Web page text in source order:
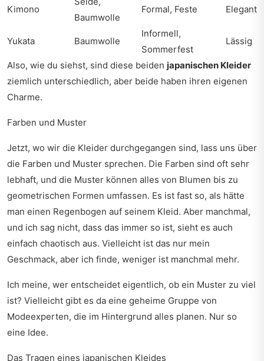
Kimono
Baumwolle
Formal, Feste Elegant
Yukata Baumwolle
Informell,
Sommerfest
Lässig
Also, wie du siehst, sind diese beiden japanischen Kleider
ziemlich unterschiedlich, aber beide haben ihren eigenen
Charme.
Farben und Muster
Jetzt, wo wir die Kleider durchgegangen sind, lass uns über
die Farben und Muster sprechen. Die Farben sind oft sehr
lebhaft, und die Muster können alles von Blumen bis zu
geometrischen Formen umfassen. Es ist fast so, als hätte
man einen Regenbogen auf seinem Kleid. Aber manchmal,
und ich sag nicht, dass das immer so ist, sieht es auch
einfach chaotisch aus. Vielleicht ist das nur mein
Geschmack, aber ich finde, weniger ist manchmal mehr.
Ich meine, wer entscheidet eigentlich, ob ein Muster zu viel
ist? Vielleicht gibt es da eine geheime Gruppe von
Modeexperten, die im Hintergrund alles planen. Nur so
eine Idee.
Das Tragen eines japanischen Kleides